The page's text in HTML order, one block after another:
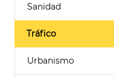
Sanidad
Tráfico
Urbanismo